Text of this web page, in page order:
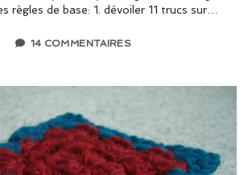
règles de base: 1. dévoiler 11 trucs sur…
14 COMMENTAIRES